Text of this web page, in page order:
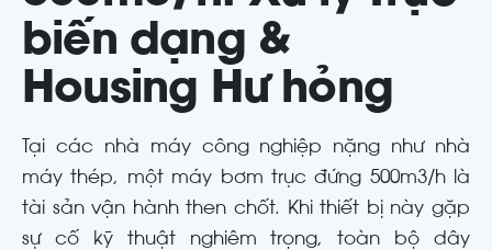
biến dạng &
Housing Hư hỏng
Tại các nhà máy công nghiệp nặng như nhà
máy thép, một máy bơm trục đứng 500m3/h là
tài sản vận hành then chốt. Khi thiết bị này gặp
sự cố kỹ thuật nghiêm trọng, toàn bộ dây